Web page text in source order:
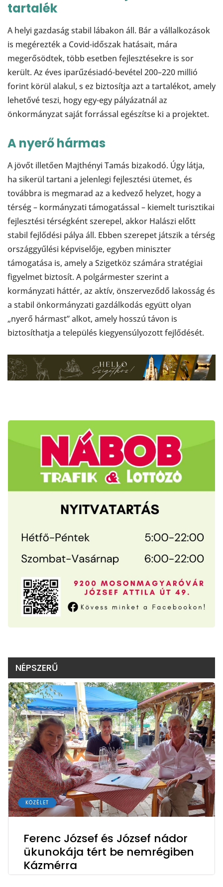
tartalék
A helyi gazdaság stabil lábakon áll. Bár a vállalkozások
is megérezték a Covid-időszak hatásait, mára
megerősödtek, több esetben fejlesztésekre is sor
került. Az éves iparűzésiadó-bevétel 200–220 millió
forint körül alakul, s ez biztosítja azt a tartalékot, amely
lehetővé teszi, hogy egy-egy pályázatnál az
önkormányzat saját forrással egészítse ki a projektet.
A nyerő hármas
A jövőt illetően Majthényi Tamás bizakodó. Úgy látja,
ha sikerül tartani a jelenlegi fejlesztési ütemet, és
továbbra is megmarad az a kedvező helyzet, hogy a
térség – kormányzati támogatással – kiemelt turisztikai
fejlesztési térségként szerepel, akkor Halászi előtt
stabil fejlődési pálya áll. Ebben szerepet játszik a térség
országgyűlési képviselője, egyben miniszter
támogatása is, amely a Szigetköz számára stratégiai
figyelmet biztosít. A polgármester szerint a
kormányzati háttér, az aktív, önszerveződő lakosság és
a stabil önkormányzati gazdálkodás együtt olyan
„nyerő hármast” alkot, amely hosszú távon is
biztosíthatja a település kiegyensúlyozott fejlődését.
NÉPSZERŰ
KÖZÉLET
Ferenc József és József nádor
ükunokája tért be nemrégiben
Kázmérra